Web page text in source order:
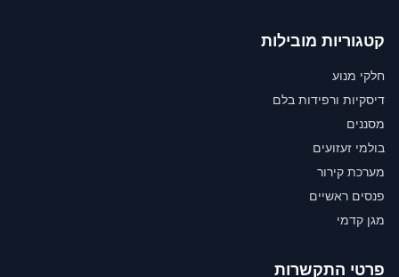
קטגוריות מובילות
חלקי מנוע
דיסקיות ורפידות בלם
מסננים
בולמי זעזועים
מערכת קירור
פנסים ראשיים
מגן קדמי
פרטי התקשרות